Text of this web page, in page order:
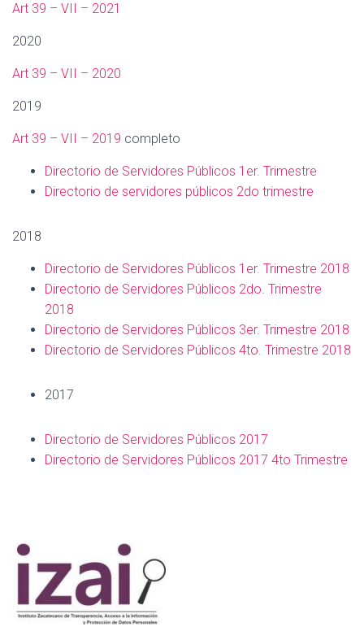
Art 39 – VII – 2021
2020
Art 39 – VII – 2020
2019
Art 39 – VII – 2019 completo
Directorio de Servidores Públicos 1er. Trimestre
Directorio de servidores públicos 2do trimestre
2018
Directorio de Servidores Públicos 1er. Trimestre 2018
Directorio de Servidores Públicos 2do. Trimestre
2018
Directorio de Servidores Públicos 3er. Trimestre 2018
Directorio de Servidores Públicos 4to. Trimestre 2018
2017
Directorio de Servidores Públicos 2017
Directorio de Servidores Públicos 2017 4to Trimestre